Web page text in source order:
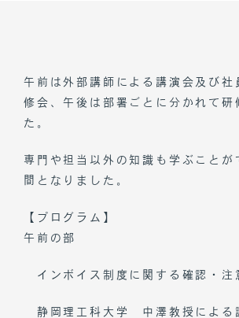
午前は外部講師による講演会及び社
修会、午後は部署ごとに分かれて研
た。
専門や担当以外の知識も学ぶことが
間となりました。
【プログラム】
午前の部
インボイス制度に関する確認・注
静岡理工科大学 中澤教授による